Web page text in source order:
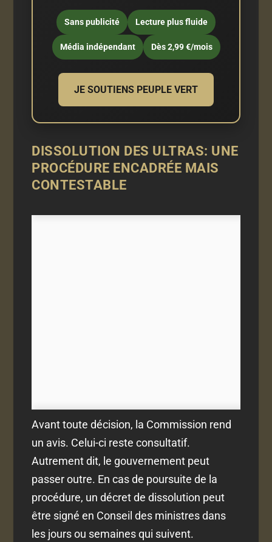
Sans publicité Lecture plus fluide
Média indépendant Dès 2,99 €/mois
JE SOUTIENS PEUPLE VERT
DISSOLUTION DES ULTRAS: UNE
PROCÉDURE ENCADRÉE MAIS
CONTESTABLE
Avant toute décision, la Commission rend
un avis. Celui-ci reste consultatif.
Autrement dit, le gouvernement peut
passer outre. En cas de poursuite de la
procédure, un décret de dissolution peut
être signé en Conseil des ministres dans
les jours ou semaines qui suivent.